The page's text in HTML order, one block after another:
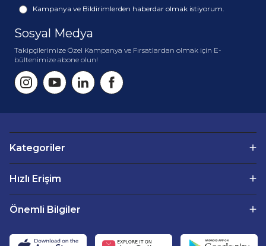
Kampanya ve Bildirimlerden haberdar olmak istiyorum.
Sosyal Medya
Takipçilerimize Özel Kampanya ve Fırsatlardan olmak için E-
bültenimize abone olun!
Kategoriler
Hızlı Erişim
Önemli Bilgiler